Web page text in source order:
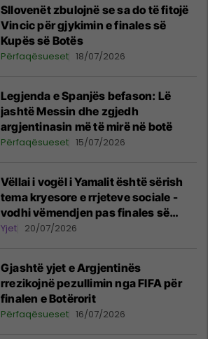
Sllovenët zbulojnë se sa do të fitojë
Vincic për gjykimin e finales së
Kupës së Botës
Përfaqësueset 18/07/2026
Legjenda e Spanjës befason: Lë
jashtë Messin dhe zgjedh
argjentinasin më të mirë në botë
Përfaqësueset 15/07/2026
Vëllai i vogël i Yamalit është sërish
tema kryesore e rrjeteve sociale -
vodhi vëmendjen pas finales së
Kupës së Botës
Yjet 20/07/2026
Gjashtë yjet e Argjentinës
rrezikojnë pezullimin nga FIFA për
finalen e Botërorit
Përfaqësueset 16/07/2026